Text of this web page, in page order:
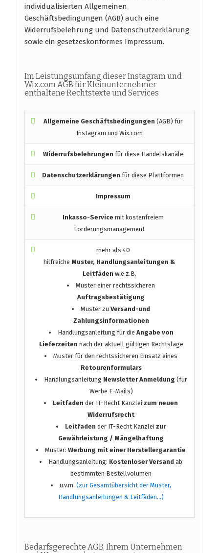
individualisierten Allgemeinen
Geschäftsbedingungen (AGB) auch eine
Widerrufsbelehrung und Datenschutzerklärung
sowie ein gesetzeskonformes Impressum.
Im Leistungsumfang dieser Instagram und
Wix.com AGB für Kleinunternehmer
enthaltene Rechtstexte und Services
Allgemeine Geschäftsbedingungen (AGB) für
Instagram und Wix.com
Widerrufsbelehrungen für diese Handelskanäle
Datenschutzerklärungenfür diese Plattformen
Impressum
Inkasso-Service mit kostenfreiem
Forderungsmanagement
mehr als 40
hilfreicheMuster, Handlungsanleitungen &
Leitfäden wie z.B.
Muster einer rechtssicheren
Auftragsbestätigung
Muster zuVersand-und
Zahlungsinformationen
Handlungsanleitung für die Angabe von
Lieferzeiten nach der aktuell gültigen Rechtslage
Muster für den rechtssicheren Einsatz eines
Retourenformulars
Handlungsanleitung Newsletter Anmeldung (für
Werbe E-Mails)
Leitfaden der IT-Recht Kanzleizum neuen
Widerrufsrecht
Leitfaden der IT-Recht Kanzleizur
Gewährleistung / Mängelhaftung
Muster:Werbung mit einer Herstellergarantie
Handlungsanleitung: Kostenloser Versand ab
bestimmten Bestellvolumen
u.v.m.(zur Gesamtübersicht der Muster,
Handlungsanleitungen & Leitfäden…)
Bedarfsgerechte AGB, Ihrem Unternehmen